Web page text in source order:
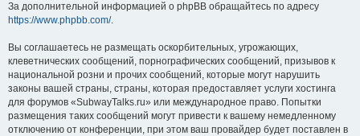
За дополнительной информацией о phpBB обращайтесь по адресу
https://www.phpbb.com/.
Вы соглашаетесь не размещать оскорбительных, угрожающих,
клеветнических сообщений, порнографических сообщений, призывов к
национальной розни и прочих сообщений, которые могут нарушить
законы вашей страны, страны, которая предоставляет услуги хостинга
для форумов «SubwayTalks.ru» или международное право. Попытки
размещения таких сообщений могут привести к вашему немедленному
отключению от конференции, при этом ваш провайдер будет поставлен в